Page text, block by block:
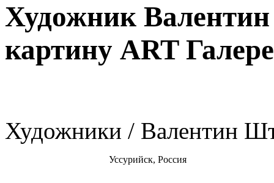
Художник
картину ART
Художники / Валентин
Уссурийск, Россия